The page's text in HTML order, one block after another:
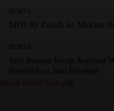
BERITA
MPR RI Ziarah ke Makam